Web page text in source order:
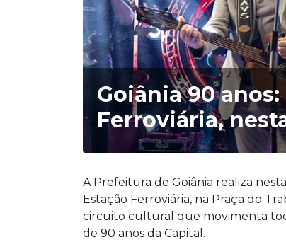
Goiânia 90
Ferroviária,
A Prefeitura de Goiânia realiza
Estação Ferroviária, na Praça do
circuito cultural que movimenta
de 90 anos da Capital.